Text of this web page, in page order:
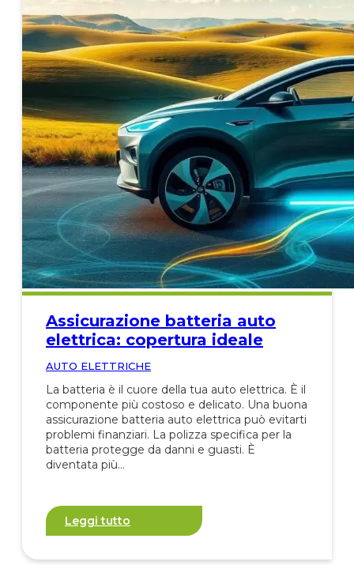
Assicurazione batteria auto
elettrica: copertura ideale
AUTO ELETTRICHE
La batteria è il cuore della tua auto elettrica. È il
componente più costoso e delicato. Una buona
assicurazione batteria auto elettrica può evitarti
problemi finanziari. La polizza specifica per la
batteria protegge da danni e guasti. È
diventata più…
Leggi tutto